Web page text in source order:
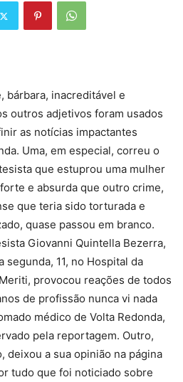
bárbara, inacreditável e
outros adjetivos foram usados
as notícias impactantes
Uma, em especial, correu o
que estuprou uma mulher
e absurda que outro crime,
que teria sido torturada e
quase passou em branco.
Giovanni Quintella Bezerra,
11, no Hospital da
provocou reações de todos
de profissão nunca vi nada
médico de Volta Redonda,
pela reportagem. Outro,
deixou a sua opinião na página
tudo que foi noticiado sobre